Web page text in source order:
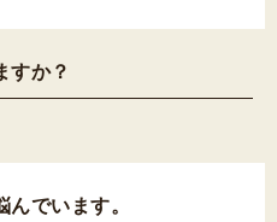
すか？
でいます。